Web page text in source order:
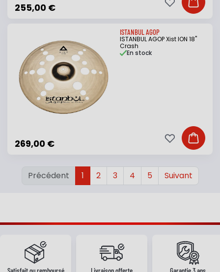
255,00 € Ajouter
Ajouter à ma
ISTANBUL AGOP
ISTANBUL AGOP Xist ION 18"
Crash
269,00 €
En stock
Ajouter
Ajouter à ma
Précédent 1 2 3 4 5 Suivant